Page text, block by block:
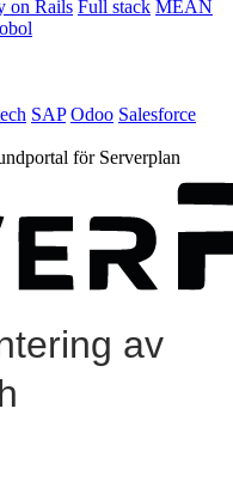
on Rails Full stack MEAN
SAP Odoo Salesforce
för Serverplan
av